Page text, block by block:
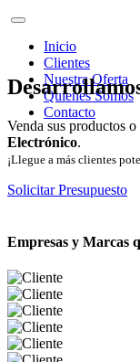
Inicio
Clientes
Nuestra Oferta
Quienes Somos
Contacto
Venda sus productos
Electrónico.
¡Llegue a más clientes
Solicitar Presupuesto
Empresas y Marcas